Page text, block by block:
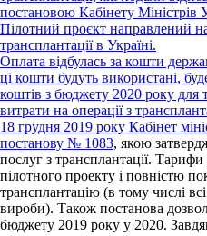
постановою Кабінету Міністрів
Пілотний проєкт направлений
трансплантації в Україні.
Оплата відбулась за кошти
ці кошти будуть використані,
коштів з бюджету 2020 року
витрати на операції з
18 грудня 2019 року Кабінет
постанову № 1083, якою
послуг з трансплантації.
пілотного проекту і повністю
трансплантацію (в тому числі
вироби). Також постанова
бюджету 2019 року у 2020.